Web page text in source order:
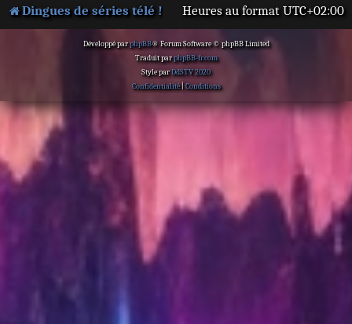
Dingues de séries télé ! Heures au format UTC+02:00
Développé parphpBB® Forum Software © phpBB Limited
Traduit parphpBB-fr.com
Style parDdSTV 2020
Confidentialité|Conditions